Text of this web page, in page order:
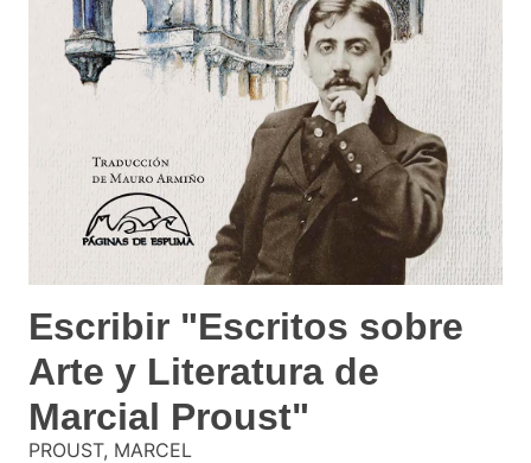
Escribir "Escritos sobre
Arte y Literatura de
Marcial Proust"
PROUST, MARCEL